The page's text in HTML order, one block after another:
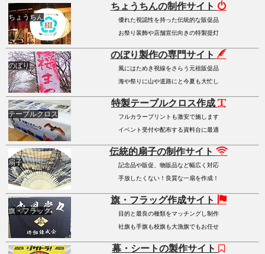
ちょうちん
ちょうちんの制作サイト
優れた視認性を持った伝統的な販促品
お祭り装飾や店舗宣伝向きの特製提灯
のぼり
のぼり製作の専門サイト
風にはためき視線をさらう元祖販促品
海や祭りに山や道路にと今夏も大忙し
テーブルクロス
特製テーブルクロス作成
フルカラープリントも激安で施します
イベント受付や配布する資料台に最適
扇子
伝統的扇子の制作サイト
記念品や販促、物販品など幅広く対応
手放したくない！良質な一扇を作成！
旗・フラッグ
旗・フラッグ作成サイト
目的と最良の種類をマッチングし制作
社旗も手旗も校旗も大漁旗でもお任せ
幕・シートの製作サイト